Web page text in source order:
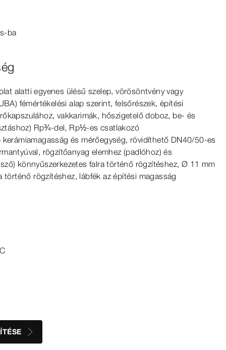
​ba
alatti egyenes ülésű szelep, vörösöntvény vagy
fémértékelési alap szerint, felsőrészek, építési
vakkarimák, hőszigetelő doboz, be- és
Rp¾-del, Rp½-es csatlakozó
és mérőegység, rövidíthető DN40/50-es
rögzítőanyag elemhez (padlóhoz) és
könnyűszerkezetes falra történő rögzítéshez, Ø 11 mm
történő rögzítéshez, lábfék az építési magasság